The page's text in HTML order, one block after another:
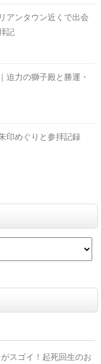
アンタウン近くで出会
記
迫力の獅子殿と勝運・
印めぐりと参拝記録
スゴイ！起死回生のお